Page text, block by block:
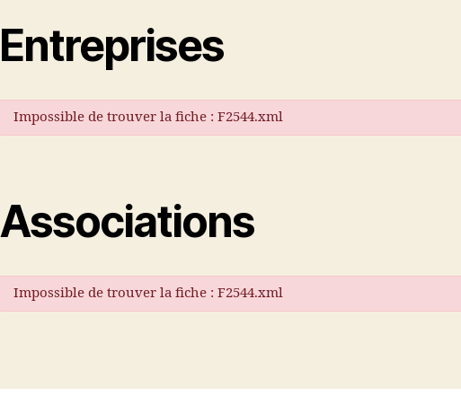
Entreprises
Impossible de trouver la fiche : F2544.xml
Associations
Impossible de trouver la fiche : F2544.xml